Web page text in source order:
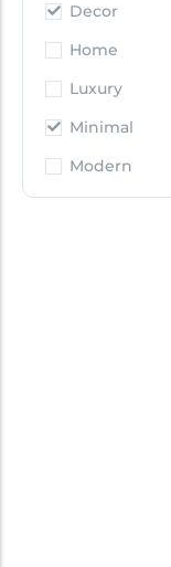
Decor
Home
Luxury
Minimal
Modern